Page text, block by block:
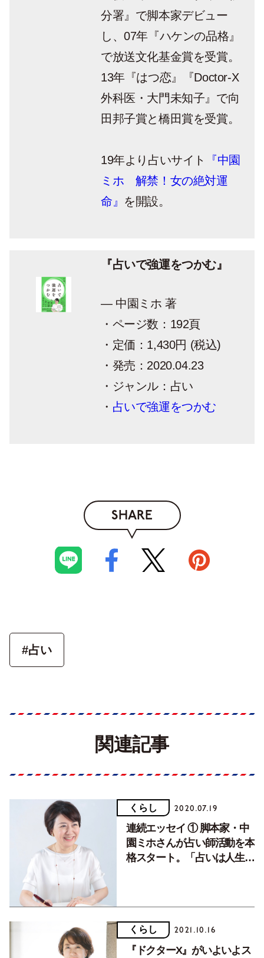
分署』で脚本家デビュー
し、07年『ハケンの品格』
で放送文化基金賞を受賞。
13年『はつ恋』『Doctor-X
外科医・大門未知子』で向
田邦子賞と橋田賞を受賞。
19年より占いサイト
『中園
ミホ 解禁！女の絶対運
命』 を開設。
『占いで強運をつかむ』
— 中園ミホ 著
・ページ数：192頁
・定価：1,430円 (税込)
・発売：2020.04.23
・ジャンル：占い
・ 占いで強運をつかむ
SHARE
#占い
関連記事
くらし 2020.07.19
連続エッセイ ① 脚本家・中
園ミホさんが占い師活動を本
格スタート。「占いは人生を
くらし 2021.10.16
『ドクターX』がいよいよス